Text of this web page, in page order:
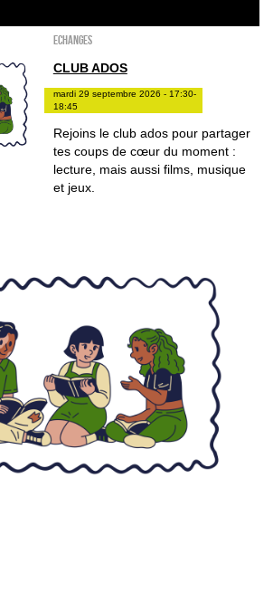
ECHANGES
CLUB ADOS
mardi 29 septembre 2026 - 17:30-
18:45
Rejoins le club ados pour partager
tes coups de cœur du moment :
lecture, mais aussi films, musique
et jeux.